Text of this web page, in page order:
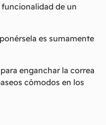
de un
es sumamente
enganchar la correa
cómodos en los